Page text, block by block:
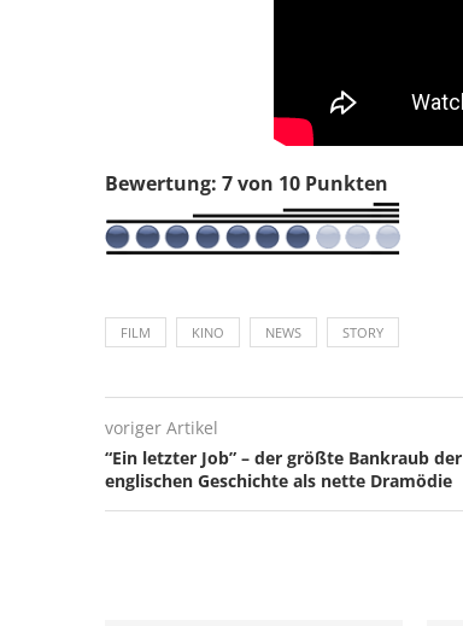
Bewertung: 7 von 10 Punkten
FILM KINO NEWS STORY
voriger Artikel
“Ein letzter Job” – der größte Bankraub der
englischen Geschichte als nette Dramödie